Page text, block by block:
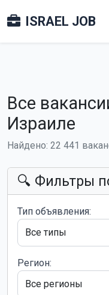
ISRAEL JOB
Все
Израиле
Найдено: 22 441
🔍 Фильтры
Тип объявления:
Регион: